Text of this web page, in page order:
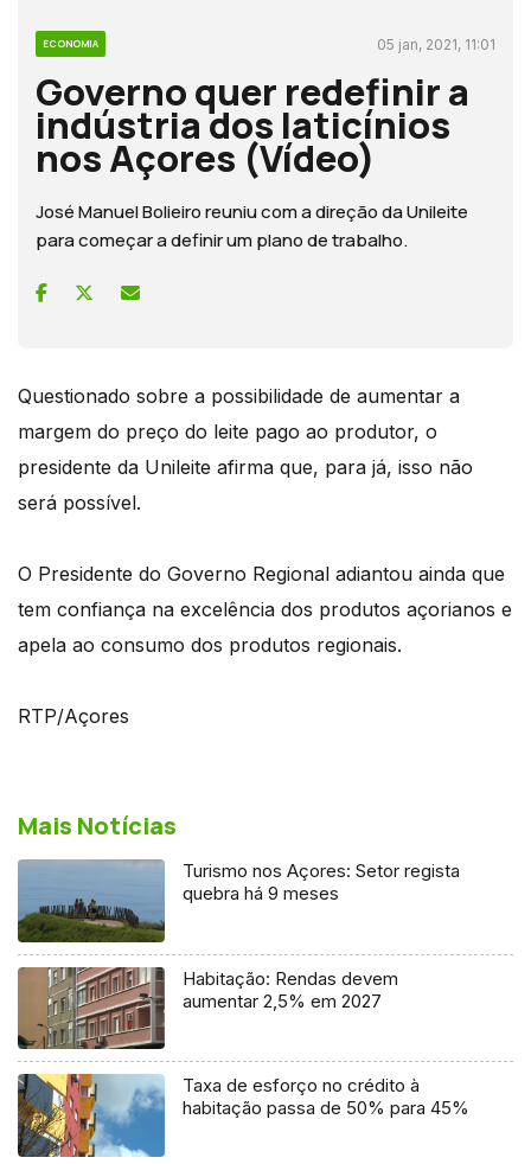
ECONOMIA 05 jan, 2021, 11:01
Governo quer redefinir a
indústria dos laticínios
nos Açores (Vídeo)
José Manuel Bolieiro reuniu com a direção da Unileite
para começar a definir um plano de trabalho.
Questionado sobre a possibilidade de aumentar a
margem do preço do leite pago ao produtor, o
presidente da Unileite afirma que, para já, isso não
será possível.
O Presidente do Governo Regional adiantou ainda que
tem confiança na excelência dos produtos açorianos e
apela ao consumo dos produtos regionais.
RTP/Açores
Mais Notícias
Turismo nos Açores: Setor regista
quebra há 9 meses
Habitação: Rendas devem
aumentar 2,5% em 2027
Taxa de esforço no crédito à
habitação passa de 50% para 45%